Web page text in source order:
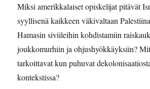
Miksi amerikkalaiset opiskelijat pitävät
syyllisenä kaikkeen väkivaltaan
Hamasin siviileihin kohdistamiin
joukkomurhiin ja ohjushyökkäyksiin?
tarkoittavat kun puhuvat
kontekstissa?